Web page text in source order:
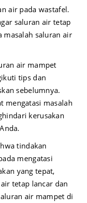
air pada wastafel.
saluran air tetap
masalah saluran air
air mampet
tips dan
sebelumnya.
mengatasi masalah
kerusakan
tindakan
mengatasi
yang tepat,
tetap lancar dan
air mampet di